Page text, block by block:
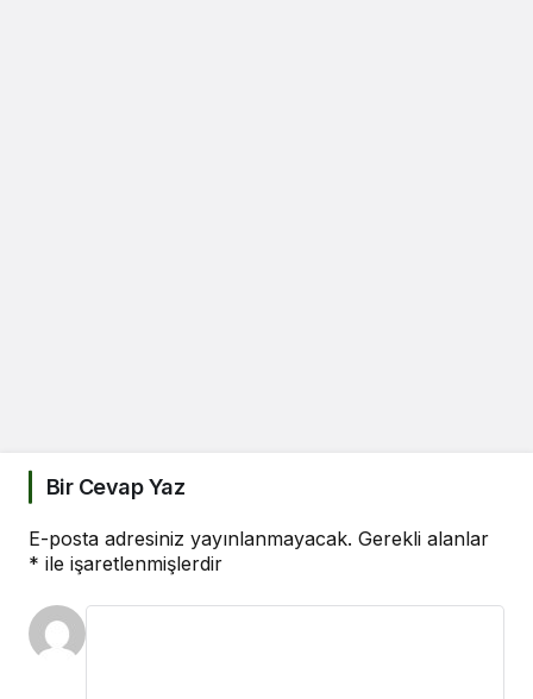
Bir Cevap Yaz
E-posta adresiniz yayınlanmayacak. Gerekli alanlar
* ile işaretlenmişlerdir